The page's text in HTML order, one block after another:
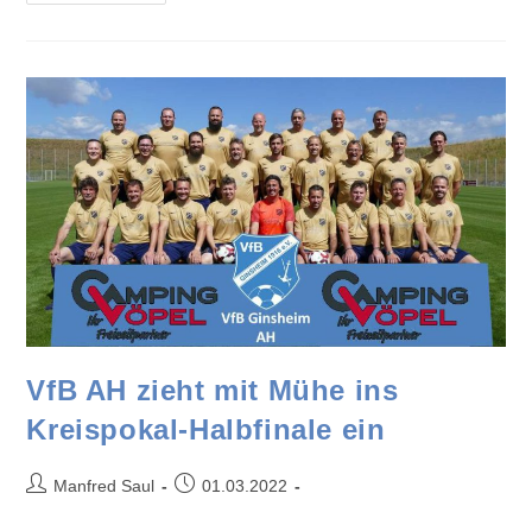
VfB AH zieht mit Mühe ins
Kreispokal-Halbfinale ein
Manfred Saul
01.03.2022